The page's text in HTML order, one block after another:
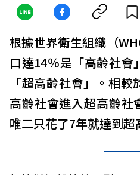
根據世界衛生組織（
口達14％是「高齡社會
「超高齡社會」。相
高齡社會進入超高齡社
唯二只花了7年就達到超